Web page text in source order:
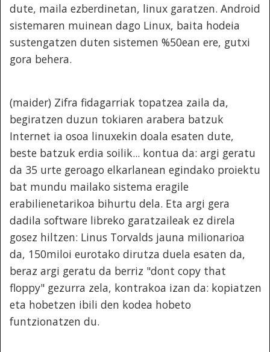
dute, maila ezberdinetan, linux garatzen. Android
sistemaren muinean dago Linux, baita hodeia
sustengatzen duten sistemen %50ean ere, gutxi
gora behera.
(maider) Zifra fidagarriak topatzea zaila da,
begiratzen duzun tokiaren arabera batzuk
Internet ia osoa linuxekin doala esaten dute,
beste batzuk erdia soilik... kontua da: argi geratu
da 35 urte geroago elkarlanean egindako proiektu
bat mundu mailako sistema eragile
erabilienetarikoa bihurtu dela. Eta argi gera
dadila software libreko garatzaileak ez direla
gosez hiltzen: Linus Torvalds jauna milionarioa
da, 150miloi eurotako dirutza duela esaten da,
beraz argi geratu da berriz "dont copy that
floppy" gezurra zela, kontrakoa izan da: kopiatzen
eta hobetzen ibili den kodea hobeto
funtzionatzen du.